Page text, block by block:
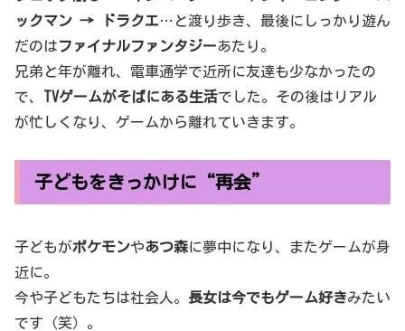
ックマン → ドラクエ…と渡り歩き、最後にしっかり遊ん
だのはファイナルファンタジーあたり。
兄弟と年が離れ、電車通学で近所に友達も少なかったの
で、 TVゲームがそばにある生活でした。その後はリアル
が忙しくなり、ゲームから離れていきます。
子どもをきっかけに“再会”
子どもがポケモンやあつ森に夢中になり、またゲームが身
近に。
今や子どもたちは社会人。 長女は今でもゲーム好きみたい
です（笑）。